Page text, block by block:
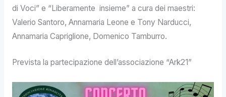
di Voci” e “Liberamente insieme” a cura dei maestri:
Valerio Santoro, Annamaria Leone e Tony Narducci,
Annamaria Capriglione, Domenico Tamburro.
Prevista la partecipazione dell’associazione “Ark21”